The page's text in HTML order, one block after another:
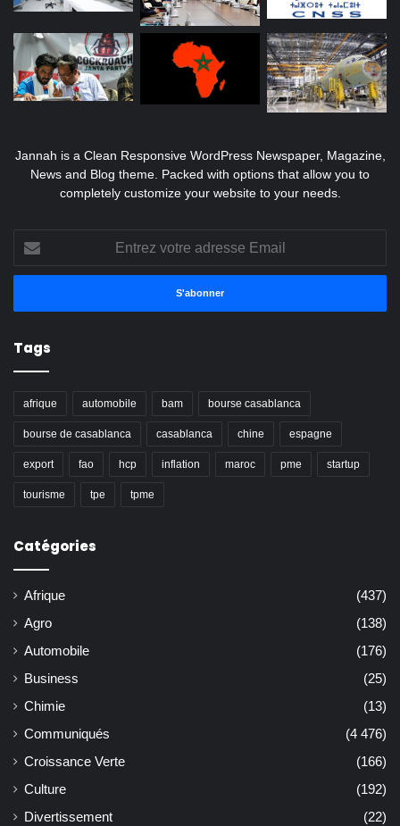
Jannah is a Clean Responsive WordPress Newspaper, Magazine,
News and Blog theme. Packed with options that allow you to
completely customize your website to your needs.
Entrez
votre
adresse
Tags
afrique automobile bam bourse casablanca
bourse de casablanca casablanca chine espagne
export fao hcp inflation maroc pme startup
tourisme tpe tpme
Catégories
Afrique
(437)
Agro
(138)
Automobile
(176)
Business
(25)
Chimie
(13)
Communiqués
(4 476)
Croissance Verte
(166)
Culture
(192)
Divertissement
(22)